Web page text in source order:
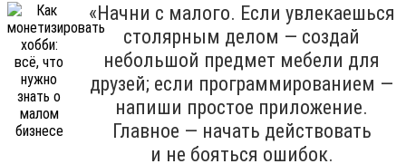
«Начни с малого. Если увлекаешься
столярным делом — создай
небольшой предмет мебели для
друзей; если программированием —
напиши простое приложение.
Главное — начать действовать
и не бояться ошибок.